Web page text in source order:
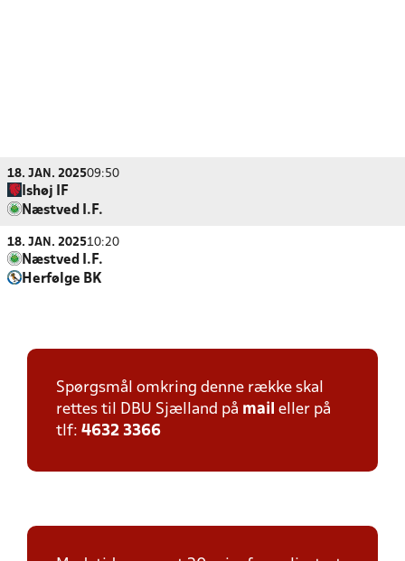
18. JAN. 202509:50
Ishøj IF
Næstved I.F.
18. JAN. 202510:20
Næstved I.F.
Herfølge BK
Spørgsmål omkring denne række skal
rettes til DBU Sjælland på mail eller på
tlf: 4632 3366